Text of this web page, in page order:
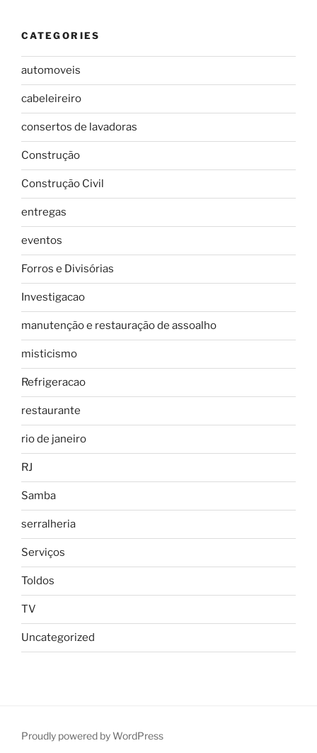
CATEGORIES
automoveis
cabeleireiro
consertos de lavadoras
Construção
Construção Civil
entregas
eventos
Forros e Divisórias
Investigacao
manutenção e restauração de assoalho
misticismo
Refrigeracao
restaurante
rio de janeiro
RJ
Samba
serralheria
Serviços
Toldos
TV
Uncategorized
Proudly powered by WordPress